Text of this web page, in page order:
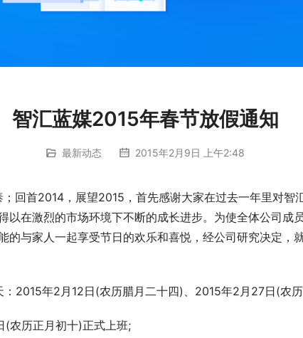
智汇蓝媒2015年春节放假通知
最新动态 2015年2月9日 上午2:48
以在激烈的市场环境下不断的成长进步。为使全体公司成
的与家人一起享受节日的欢乐和喜悦，经公司研究决定，
：2015年2月12日(农历腊月二十四)、2015年2月27日(农历
农历正月初十)正式上班;